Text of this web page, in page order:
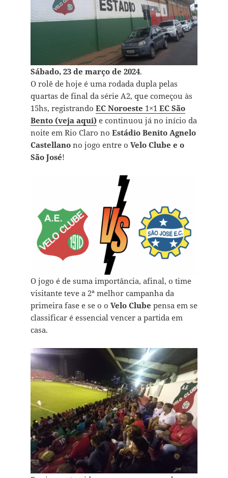
Sábado, 23 de março de 2024.
O rolê de hoje é uma rodada dupla pelas
quartas de final da série A2, que começou às
15hs, registrando EC Noroeste 1×1 EC São
Bento (veja aqui)e continuou já no início da
noite em Rio Claro no Estádio Benito Agnelo
Castellanono jogo entre o Velo Clube e o
São José!
O jogo é de suma importância, afinal, o time
visitante teve a 2ª melhor campanha da
primeira fase e se o o Velo Clube pensa em se
classificar é essencial vencer a partida em
casa.